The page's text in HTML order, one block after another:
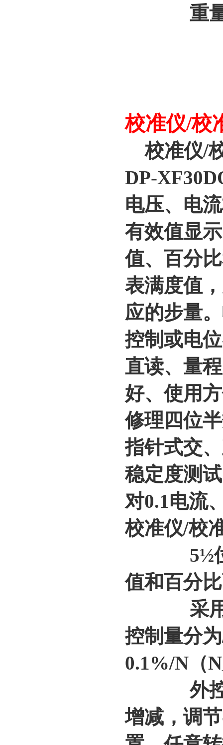
重量
校准仪/校
校准仪/
DP-
电压、电
有效值显
值、百分
表满度值
应的步量
控制或电
直读、量
好、使用
修理四位
指针式交
稳定度测
对0.1电流
校准仪/
5½位
值和百分
采用键
控制量分
0.1%/N（
外控调
增减，调